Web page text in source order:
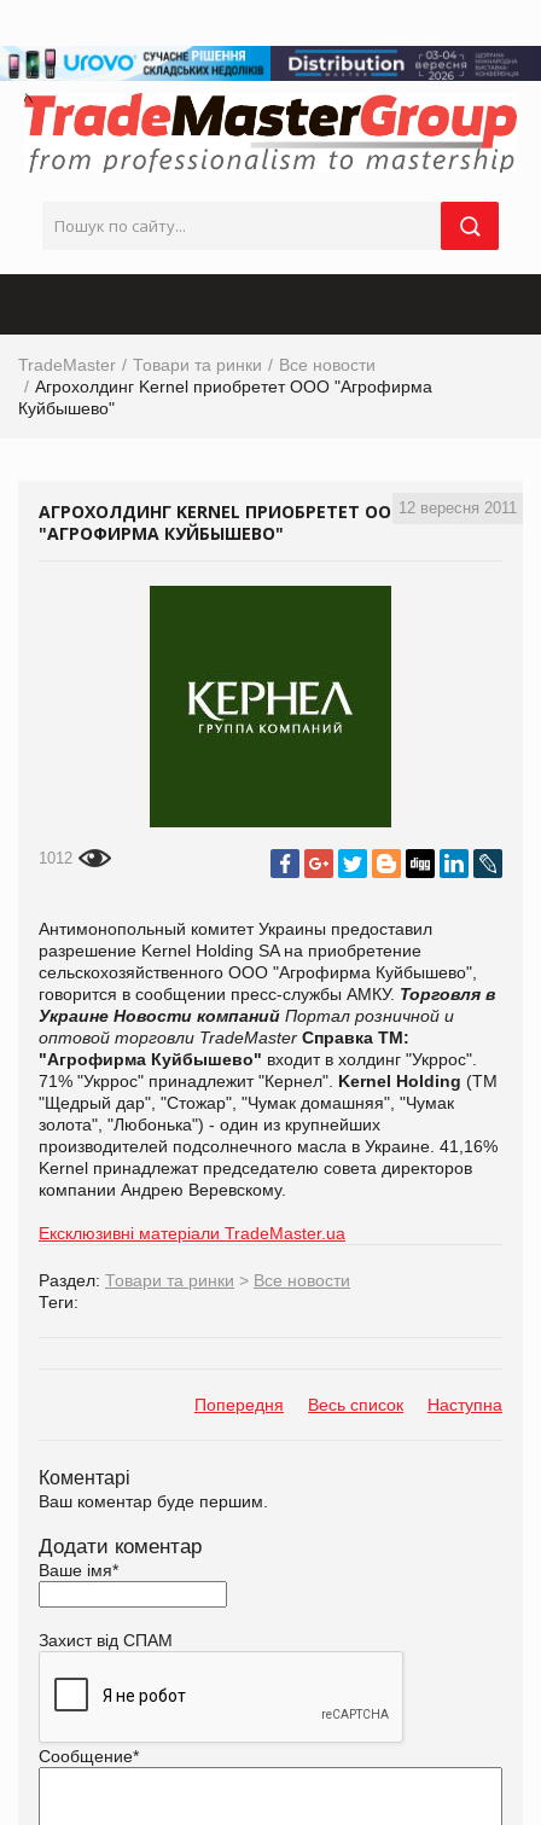
TradeMaster Товари та ринки
Все новости
Агрохолдинг Kernel приобретет ООО "Агрофирма
Куйбышево"
12 вересня 2011
АГРОХОЛДИНГ KERNEL ПРИОБРЕТЕТ ООО
"АГРОФИРМА КУЙБЫШЕВО"
1012
Антимонопольный комитет Украины предоставил
разрешение Kernel Holding SA на приобретение
сельскохозяйственного ООО "Агрофирма Куйбышево",
говорится в сообщении пресс-службы АМКУ. Торговля в
Украине Новости компаний Портал розничной и
оптовой торговли TradeMaster Справка ТМ:
"Агрофирма Куйбышево" входит в холдинг "Укррос".
71% "Укррос" принадлежит "Кернел". Kernel Holding (ТМ
"Щедрый дар", "Стожар", "Чумак домашняя", "Чумак
золота", "Любонька") - один из крупнейших
производителей подсолнечного масла в Украине. 41,16%
Kernel принадлежат председателю совета директоров
компании Андрею Веревскому.
Ексклюзивні матеріали TradeMaster.ua
Раздел: Товари та ринки > Все новости
Теги:
Попередня Весь список Наступна
Коментарі
Ваш коментар буде першим.
Додати коментар
Ваше імя*
Захист від СПАМ
Сообщение*